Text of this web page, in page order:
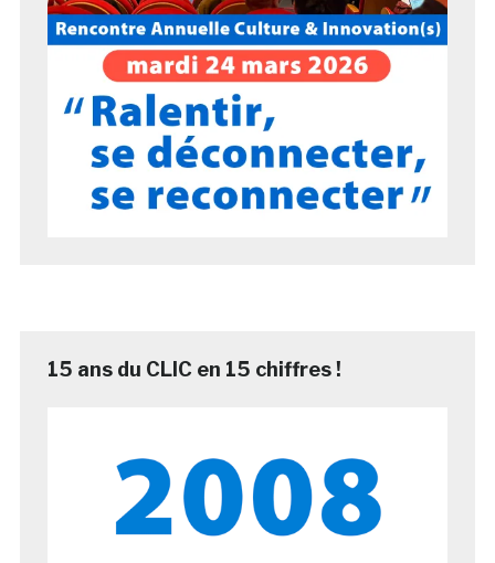
15 ans du CLIC en 15 chiffres !